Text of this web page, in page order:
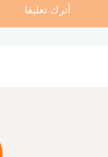
أترك تعليقا